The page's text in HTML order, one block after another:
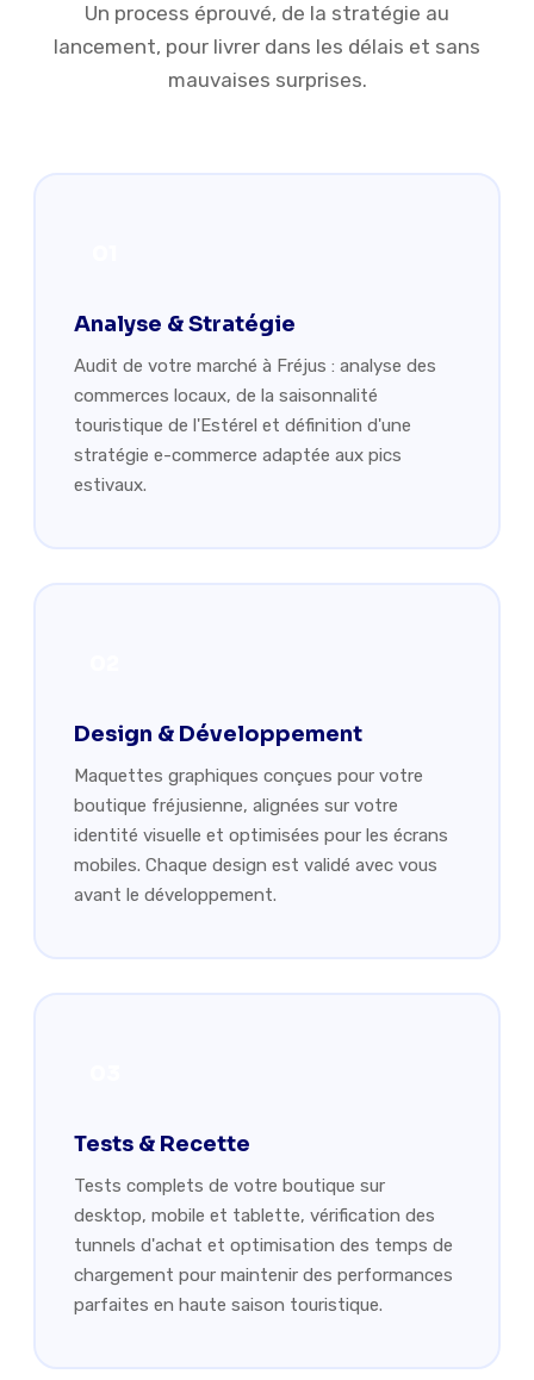
Un process éprouvé, de la stratégie au
lancement, pour livrer dans les délais et sans
mauvaises surprises.
Analyse & Stratégie
Audit de votre marché à Fréjus : analyse des
commerces locaux, de la saisonnalité
touristique de l'Estérel et définition d'une
stratégie e-commerce adaptée aux pics
estivaux.
Design & Développement
Maquettes graphiques conçues pour votre
boutique fréjusienne, alignées sur votre
identité visuelle et optimisées pour les écrans
mobiles. Chaque design est validé avec vous
avant le développement.
Tests & Recette
Tests complets de votre boutique sur
desktop, mobile et tablette, vérification des
tunnels d'achat et optimisation des temps de
chargement pour maintenir des performances
parfaites en haute saison touristique.